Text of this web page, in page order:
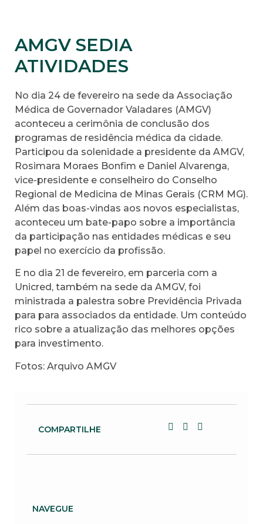
AMGV SEDIA
ATIVIDADES
No dia 24 de fevereiro na sede da Associação
Médica de Governador Valadares (AMGV)
aconteceu a cerimônia de conclusão dos
programas de residência médica da cidade.
Participou da solenidade a presidente da AMGV,
Rosimara Moraes Bonfim e Daniel Alvarenga,
vice-presidente e conselheiro do Conselho
Regional de Medicina de Minas Gerais (CRM MG).
Além das boas-vindas aos novos especialistas,
aconteceu um bate-papo sobre a importância
da participação nas entidades médicas e seu
papel no exercício da profissão.
E no dia 21 de fevereiro, em parceria com a
Unicred, também na sede da AMGV, foi
ministrada a palestra sobre Previdência Privada
para para associados da entidade. Um conteúdo
rico sobre a atualização das melhores opções
para investimento.
Fotos: Arquivo AMGV
COMPARTILHE
NAVEGUE